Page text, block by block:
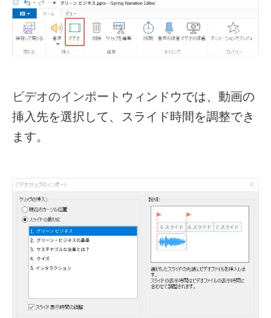
ビデオのインポート ウィンドウでは、動画の
挿入先を選択して、スライド時間を調整でき
ます。